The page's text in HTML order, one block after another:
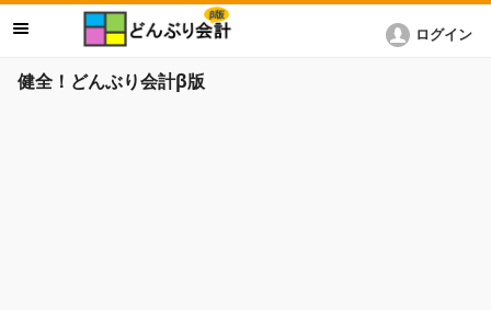
健全！どんぶり会計β版
ログイン